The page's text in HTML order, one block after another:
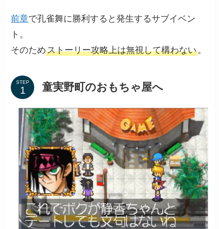
前章で孔雀舞に勝利すると発生するサブイベン
ト。
そのためストーリー攻略上は無視して構わない。
STEP 童実野町のおもちゃ屋へ